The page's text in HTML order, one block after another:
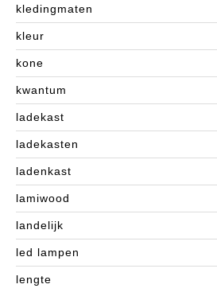
kledingmaten
kleur
kone
kwantum
ladekast
ladekasten
ladenkast
lamiwood
landelijk
led lampen
lengte